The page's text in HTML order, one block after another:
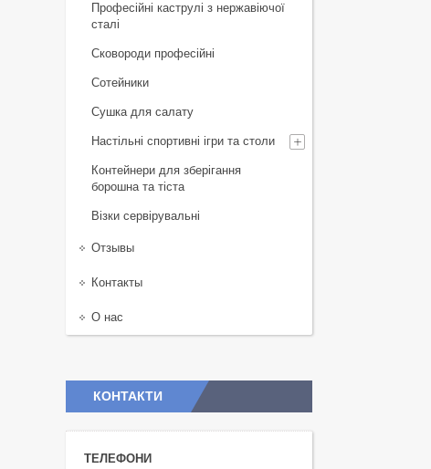
Професійні каструлі з нержавіючої
сталі
Сковороди професійні
Сотейники
Сушка для салату
Настільні спортивні ігри та столи
Контейнери для зберігання
борошна та тіста
Візки сервірувальні
Отзывы
Контакты
О нас
КОНТАКТИ